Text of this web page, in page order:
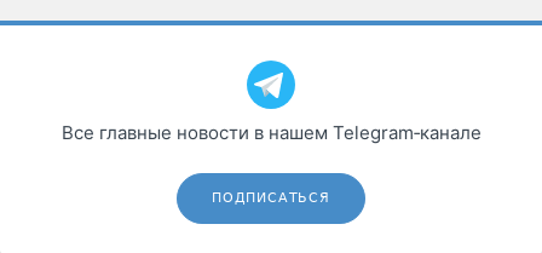
Все главные новости в нашем Telegram‑канале
ПОДПИСАТЬСЯ